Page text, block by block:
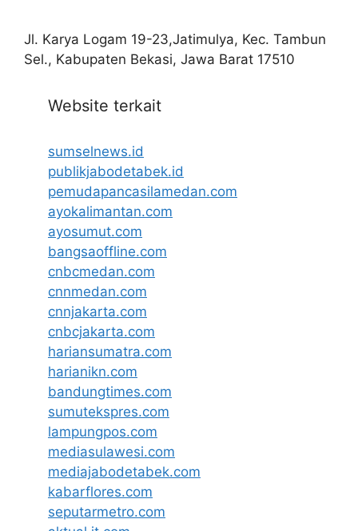
Jl. Karya Logam 19-23,Jatimulya, Kec. Tambun
Sel., Kabupaten Bekasi, Jawa Barat 17510
Website terkait
sumselnews.id
publikjabodetabek.id
pemudapancasilamedan.com
ayokalimantan.com
ayosumut.com
bangsaoffline.com
cnbcmedan.com
cnnmedan.com
cnnjakarta.com
cnbcjakarta.com
hariansumatra.com
harianikn.com
bandungtimes.com
sumutekspres.com
lampungpos.com
mediasulawesi.com
mediajabodetabek.com
kabarflores.com
seputarmetro.com